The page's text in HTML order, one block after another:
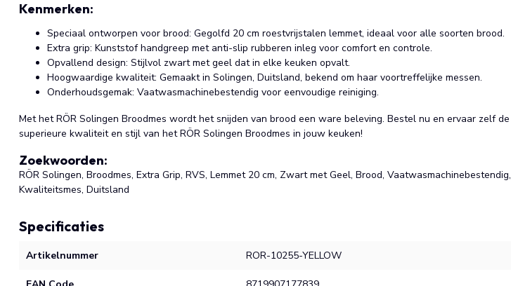
Kenmerken:
Speciaal ontworpen voor brood: Gegolfd 20 cm roestvrijstalen lemmet, ideaal voor alle soorten brood.
Extra grip: Kunststof handgreep met anti-slip rubberen inleg voor comfort en controle.
Opvallend design: Stijlvol zwart met geel dat in elke keuken opvalt.
Hoogwaardige kwaliteit: Gemaakt in Solingen, Duitsland, bekend om haar voortreffelijke messen.
Onderhoudsgemak: Vaatwasmachinebestendig voor eenvoudige reiniging.
Met het RÖR Solingen Broodmes wordt het snijden van brood een ware beleving. Bestel nu en ervaar zelf de
superieure kwaliteit en stijl van het RÖR Solingen Broodmes in jouw keuken!
Zoekwoorden:
RÖR Solingen, Broodmes, Extra Grip, RVS, Lemmet 20 cm, Zwart met Geel, Brood, Vaatwasmachinebestendig,
Kwaliteitsmes, Duitsland
Specificaties
Artikelnummer ROR-10255-YELLOW